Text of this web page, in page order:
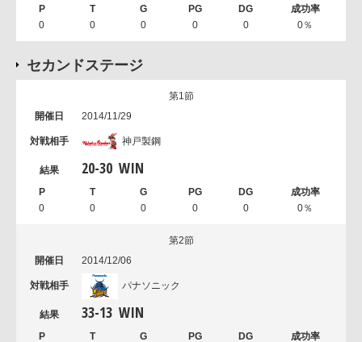
0 0 0 0 0 0％
セカンドステージ
第1節
2014/11/29
神戸製鋼
20-30 WIN
0 0 0 0 0 0％
第2節
2014/12/06
パナソニック
33-13 WIN